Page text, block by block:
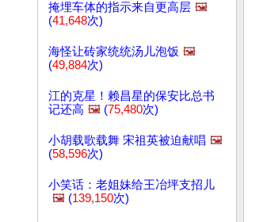
掩埋车体的指示来自更高层 🖼️
(41,648次)
海怪让砖家统统汤儿泡饭 🖼️
(49,884次)
江的克星！赖昌星的保安比总书
记还高 🖼️ (75,480次)
小胡载歌载舞 宋祖英被迫献唱 🖼️
(58,596次)
小笑话：老姐妹给王冶坪支招儿
🖼️ (139,150次)